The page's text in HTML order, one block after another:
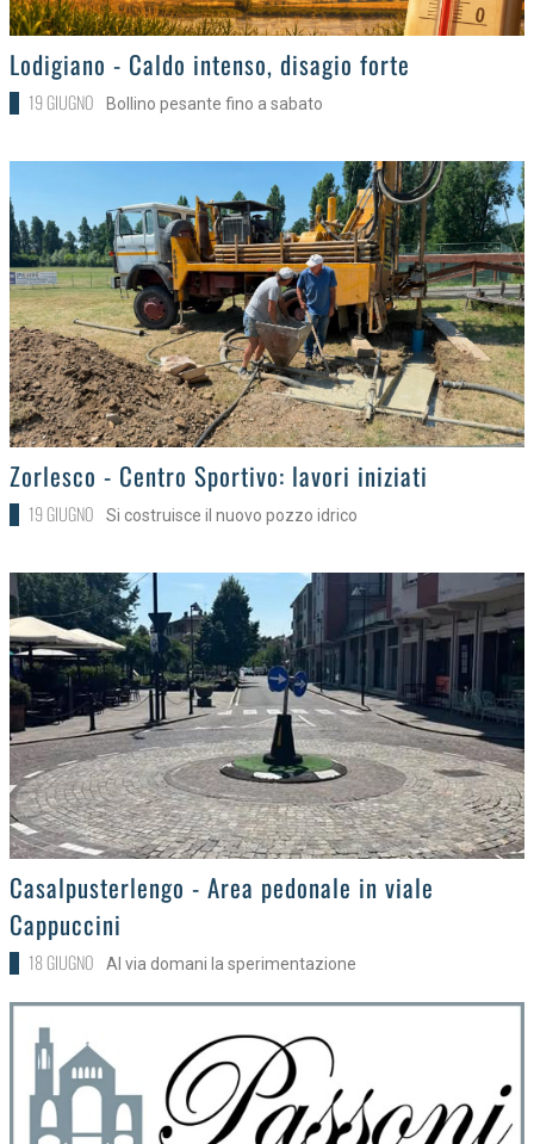
>Lodigiano - Caldo intenso, disagio forte
19 GIUGNO Bollino pesante fino a sabato
>
Zorlesco - Centro Sportivo: lavori iniziati
19 GIUGNO Si costruisce il nuovo pozzo idrico
>
Casalpusterlengo - Area pedonale in viale
Cappuccini
18 GIUGNO Al via domani la sperimentazione